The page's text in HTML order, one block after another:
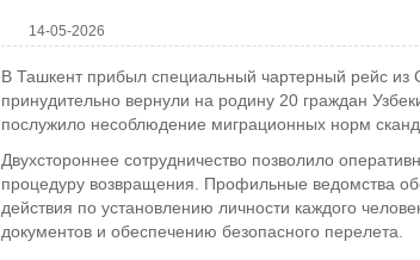
14-05-2026
В Ташкент прибыл специальный чартерный рейс из
принудительно вернули на родину 20 граждан
послужило несоблюдение миграционных норм
Двухстороннее сотрудничество позволило
процедуру возвращения. Профильные ведомства
действия по установлению личности каждого
документов и обеспечению безопасного перелета.